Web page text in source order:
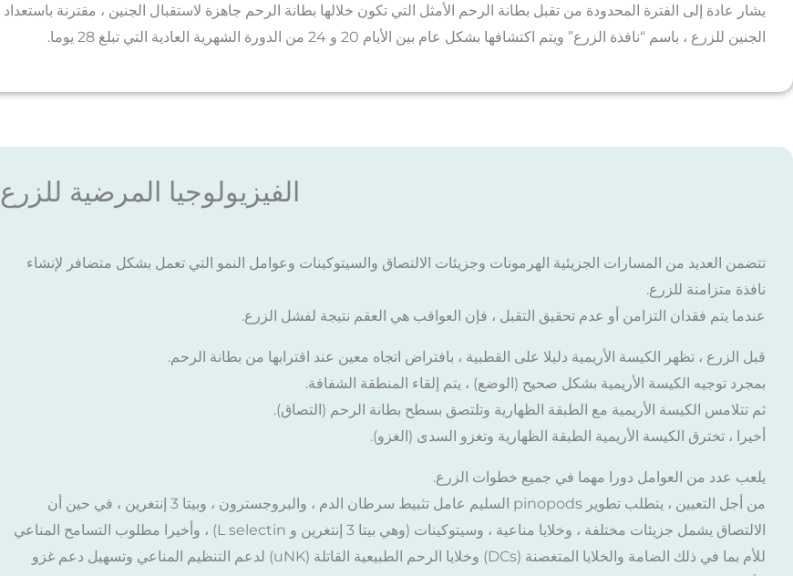
يشار عادة إلى الفترة المحدودة من تقبل بطانة الرحم الأمثل التي تكون خلالها بطانة الرحم جاهزة لاستقبال الجنين ، مقترنة باستعداد
الجنين للزرع ، باسم “نافذة الزرع” ويتم اكتشافها بشكل عام بين الأيام 20 و 24 من الدورة الشهرية العادية التي تبلغ 28 يوما.
الفيزيولوجيا المرضية للزرع
تتضمن العديد من المسارات الجزيئية الهرمونات وجزيئات الالتصاق والسيتوكينات وعوامل النمو التي تعمل بشكل متضافر لإنشاء
نافذة متزامنة للزرع.
عندما يتم فقدان التزامن أو عدم تحقيق التقبل ، فإن العواقب هي العقم نتيجة لفشل الزرع.
قبل الزرع ، تظهر الكيسة الأريمية دليلا على القطبية ، بافتراض اتجاه معين عند اقترابها من بطانة الرحم.
بمجرد توجيه الكيسة الأريمية بشكل صحيح (الوضع) ، يتم إلقاء المنطقة الشفافة.
ثم تتلامس الكيسة الأريمية مع الطبقة الظهارية وتلتصق بسطح بطانة الرحم (التصاق).
أخيرا ، تخترق الكيسة الأريمية الطبقة الظهارية وتغزو السدى (الغزو).
يلعب عدد من العوامل دورا مهما في جميع خطوات الزرع.
من أجل التعيين ، يتطلب تطوير pinopods السليم عامل تثبيط سرطان الدم ، والبروجسترون ، وبيتا 3 إنتغرين ، في حين أن
الالتصاق يشمل جزيئات مختلفة ، وخلايا مناعية ، وسيتوكينات (وهي بيتا 3 إنتغرين و L selectin) ، وأخيرا مطلوب التسامح المناعي
للأم بما في ذلك الضامة والخلايا المتغصنة (DCs) وخلايا الرحم الطبيعية القاتلة (uNK) لدعم التنظيم المناعي وتسهيل دعم غزو